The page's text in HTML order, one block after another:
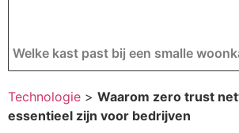
Welke kast past bij een smalle
Technologie > Waarom zero trust
essentieel zijn voor bedrijven